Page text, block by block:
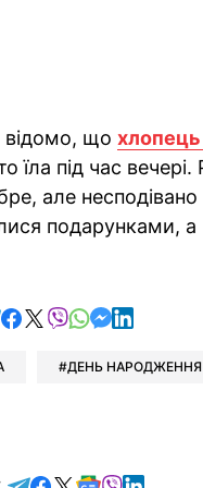
що хлопець
їла під час
але
подарунками, а
відправити у Telegram
поділитись у
поділитись у X
відправити у
відправити
ДЕНЬ НАРОДЖЕННЯ
Читайте у Telegram
Читайте у
Читайте у X
Читайте у
Читайте